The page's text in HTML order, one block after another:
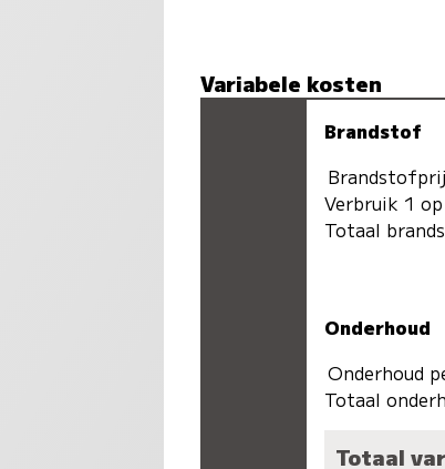
Variabele kosten
Brandstof
Verbruik 1
Totaal
Onderhoud
Onderhoud
Totaal
Totaal